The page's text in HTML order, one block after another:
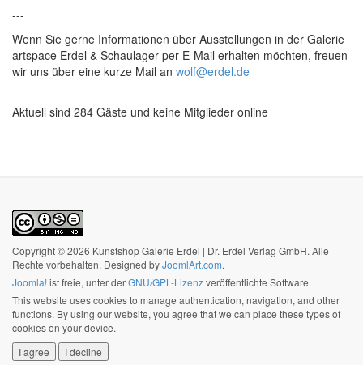
---
Wenn Sie gerne Informationen über Ausstellungen in der Galerie
artspace Erdel & Schaulager per E-Mail erhalten möchten, freuen
wir uns über eine kurze Mail an wolf@erdel.de
Aktuell sind 284 Gäste und keine Mitglieder online
Copyright © 2026 Kunstshop Galerie Erdel | Dr. Erdel Verlag GmbH. Alle
Rechte vorbehalten. Designed byJoomlArt.com.
Joomla!ist freie, unter derGNU/GPL-Lizenzveröffentlichte Software.
This website uses cookies to manage authentication, navigation, and other
functions. By using our website, you agree that we can place these types of
cookies on your device.
I agree
I decline